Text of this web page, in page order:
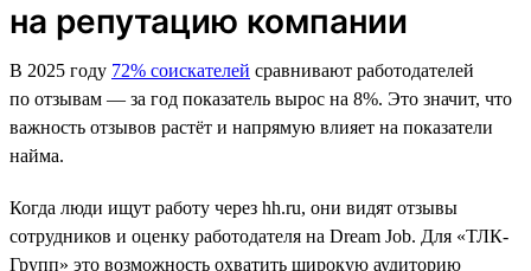
на репутацию компании
В 2025 году 72% соискателей сравнивают работодателей
по отзывам — за год показатель вырос на 8%. Это значит, что
важность отзывов растёт и напрямую влияет на показатели
найма.
Когда люди ищут работу через hh.ru, они видят отзывы
сотрудников и оценку работодателя на Dream Job. Для «ТЛК-
Групп» это возможность охватить широкую аудиторию